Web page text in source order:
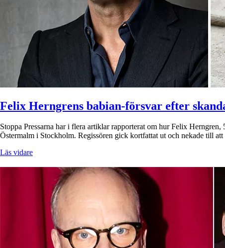
Felix Herngrens babian-försvar efter
Stoppa Pressarna har i flera artiklar rapporterat om hur Felix
Östermalm i Stockholm. Regissören gick kortfattat ut och nekade till
Läs vidare